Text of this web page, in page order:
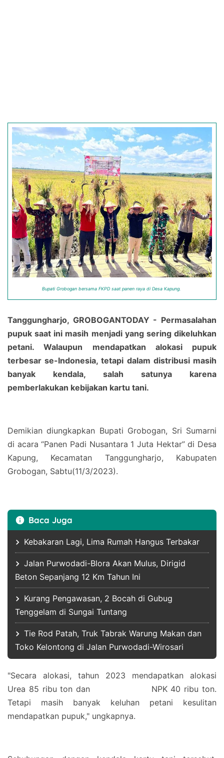
Bupati Grobogan bersama FKPD saat panen raya di Desa Kapung.
Tanggungharjo, GROBOGANTODAY - Permasalahan
pupuk saat ini masih menjadi yang sering dikeluhkan
petani. Walaupun mendapatkan alokasi pupuk
terbesar se-Indonesia, tetapi dalam distribusi masih
banyak kendala, salah satunya karena
pemberlakukan kebijakan kartu tani.
Demikian diungkapkan Bupati Grobogan, Sri Sumarni
di acara “Panen Padi Nusantara 1 Juta Hektar” di Desa
Kapung, Kecamatan Tanggungharjo, Kabupaten
Grobogan, Sabtu(11/3/2023).
Baca Juga
Kebakaran Lagi, Lima Rumah Hangus Terbakar
Jalan Purwodadi-Blora Akan Mulus, Dirigid
Beton Sepanjang 12 Km Tahun Ini
Kurang Pengawasan, 2 Bocah di Gubug
Tenggelam di Sungai Tuntang
Tie Rod Patah, Truk Tabrak Warung Makan dan
Toko Kelontong di Jalan Purwodadi-Wirosari
"Secara alokasi, tahun 2023 mendapatkan alokasi
Urea 85 ribu ton dan NPK 40 ribu ton.
Tetapi masih banyak keluhan petani kesulitan
mendapatkan pupuk," ungkapnya.